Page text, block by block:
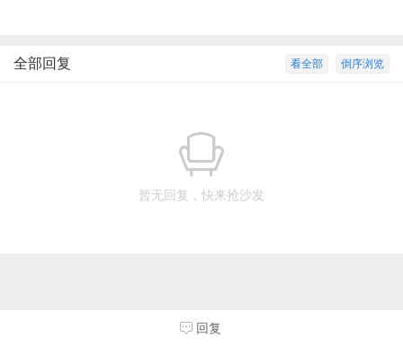
倒序浏览
看全部
全部回复
暂无回复，快来抢沙发
回复